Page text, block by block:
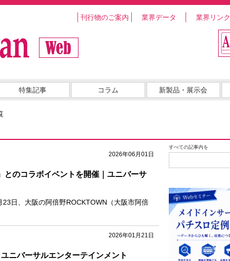
刊行物のご案内 業界データ 業界リンク
特集記事 コラム 新製品・展示会
すべての記事内を
2026年06月01日
のコラボイベントを開催｜ユニバーサ
日、大阪の阿倍野ROCKTOWN（大阪市阿倍
2026年01月21日
ニバーサルエンターテインメント